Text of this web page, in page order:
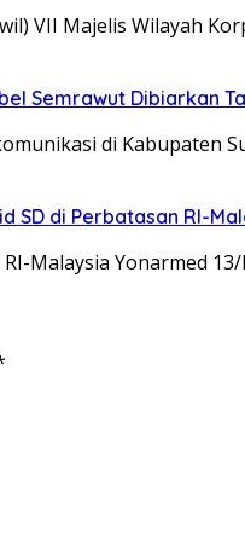
VII Majelis Wilayah
Semrawut Dibiarkan
di Kabupaten
SD di Perbatasan RI-
Malaysia Yonarmed